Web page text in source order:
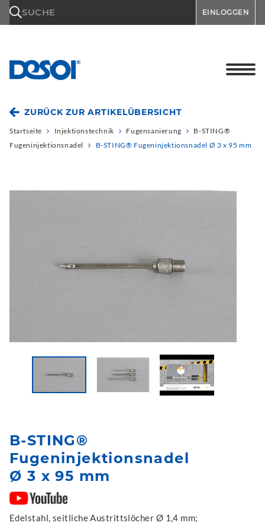
SUCHE EINLOGGEN
ZURÜCK ZUR ARTIKELÜBERSICHT
Startseite Injektionstechnik Fugensanierung
B-STING®
Fugeninjektionsnadel
B-STING® Fugeninjektionsnadel Ø 3 x 95 mm
B-STING®
Fugeninjektionsnadel
Ø 3 x 95 mm
Edelstahl, seitliche Austrittslöcher Ø 1,4 mm;